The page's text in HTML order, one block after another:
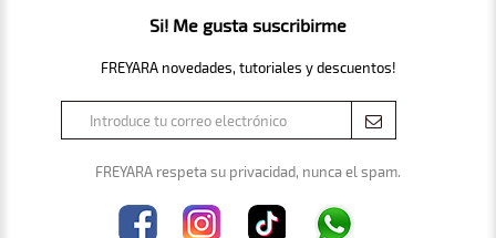
Si! Me gusta suscribirme
FREYARA novedades, tutoriales y descuentos!
FREYARA respeta su privacidad, nunca el spam.